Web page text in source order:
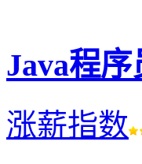
Java程
涨薪指数